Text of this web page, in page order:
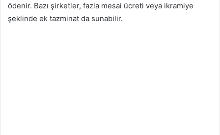
ödenir. Bazı şirketler, fazla mesai ücreti veya ikramiye
şeklinde ek tazminat da sunabilir.